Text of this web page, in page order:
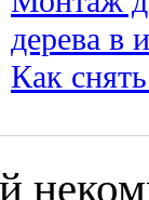
дерева в
Как